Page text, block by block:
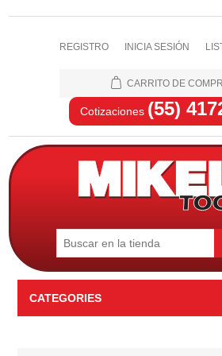
REGISTRO INICIA SESIÓN
CARRITO DE
Cotizaciones (55)
CATEGORIES